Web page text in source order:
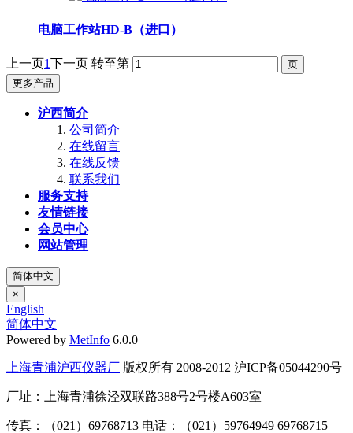
电脑工作站HD-B（进口）
上一页1下一页 转至第
更多产品
沪西简介
公司简介
在线留言
在线反馈
联系我们
服务支持
友情链接
会员中心
网站管理
简体中文
×
English
简体中文
Powered by MetInfo 6.0.0
上海青浦沪西仪器厂 版权所有 2008-2012 沪ICP备05044290号
厂址：上海青浦徐泾双联路388号2号楼A603室
传真：（021）69768713 电话：（021）59764949 69768715